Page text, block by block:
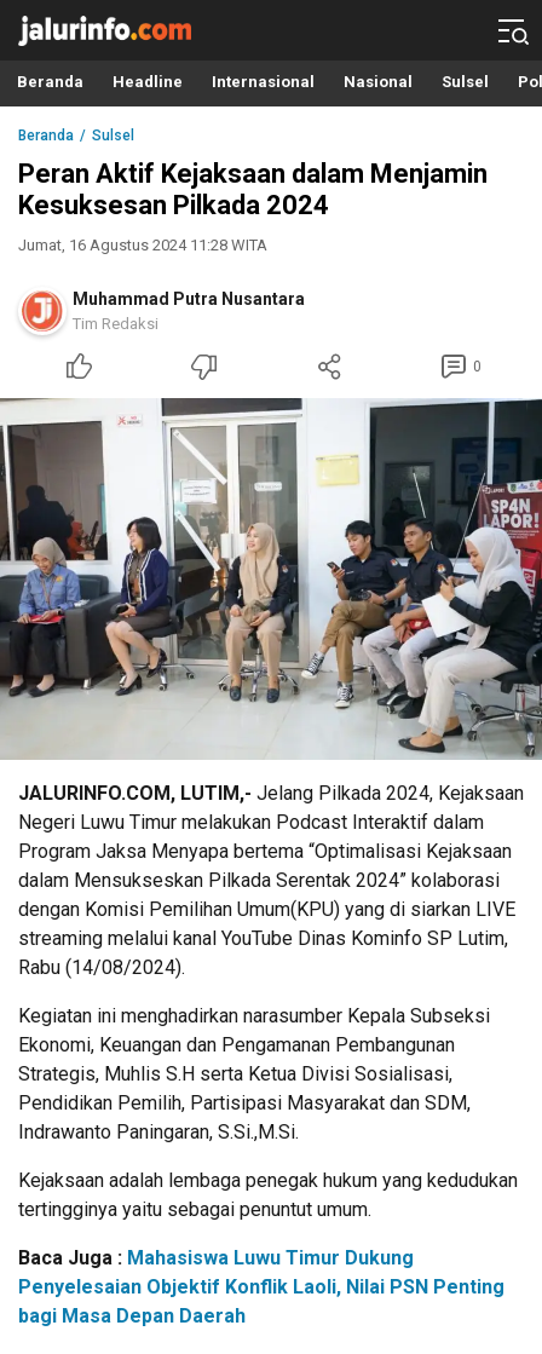
Info Terbaru, Berita Terkini Hari Ini, Jalurinfo.com
Terkini, Akurat dan Terpercaya
Beranda Headline Internasional Nasional Sulsel
Beranda Sulsel
Peran Aktif Kejaksaan dalam Menjamin
Kesuksesan Pilkada 2024
Jumat, 16 Agustus 2024 11:28 WITA
Muhammad Putra Nusantara
Tim Redaksi
0
JALURINFO.COM, LUTIM,- Jelang Pilkada 2024, Kejaksaan
Negeri Luwu Timur melakukan Podcast Interaktif dalam
Program Jaksa Menyapa bertema “Optimalisasi Kejaksaan
dalam Mensukseskan Pilkada Serentak 2024” kolaborasi
dengan Komisi Pemilihan Umum(KPU) yang di siarkan LIVE
streaming melalui kanal YouTube Dinas Kominfo SP Lutim,
Rabu (14/08/2024).
Kegiatan ini menghadirkan narasumber Kepala Subseksi
Ekonomi, Keuangan dan Pengamanan Pembangunan
Strategis, Muhlis S.H serta Ketua Divisi Sosialisasi,
Pendidikan Pemilih, Partisipasi Masyarakat dan SDM,
Indrawanto Paningaran, S.Si.,M.Si.
Kejaksaan adalah lembaga penegak hukum yang kedudukan
tertingginya yaitu sebagai penuntut umum.
Baca Juga : Mahasiswa Luwu Timur Dukung
Penyelesaian Objektif Konflik Laoli, Nilai PSN Penting
bagi Masa Depan Daerah